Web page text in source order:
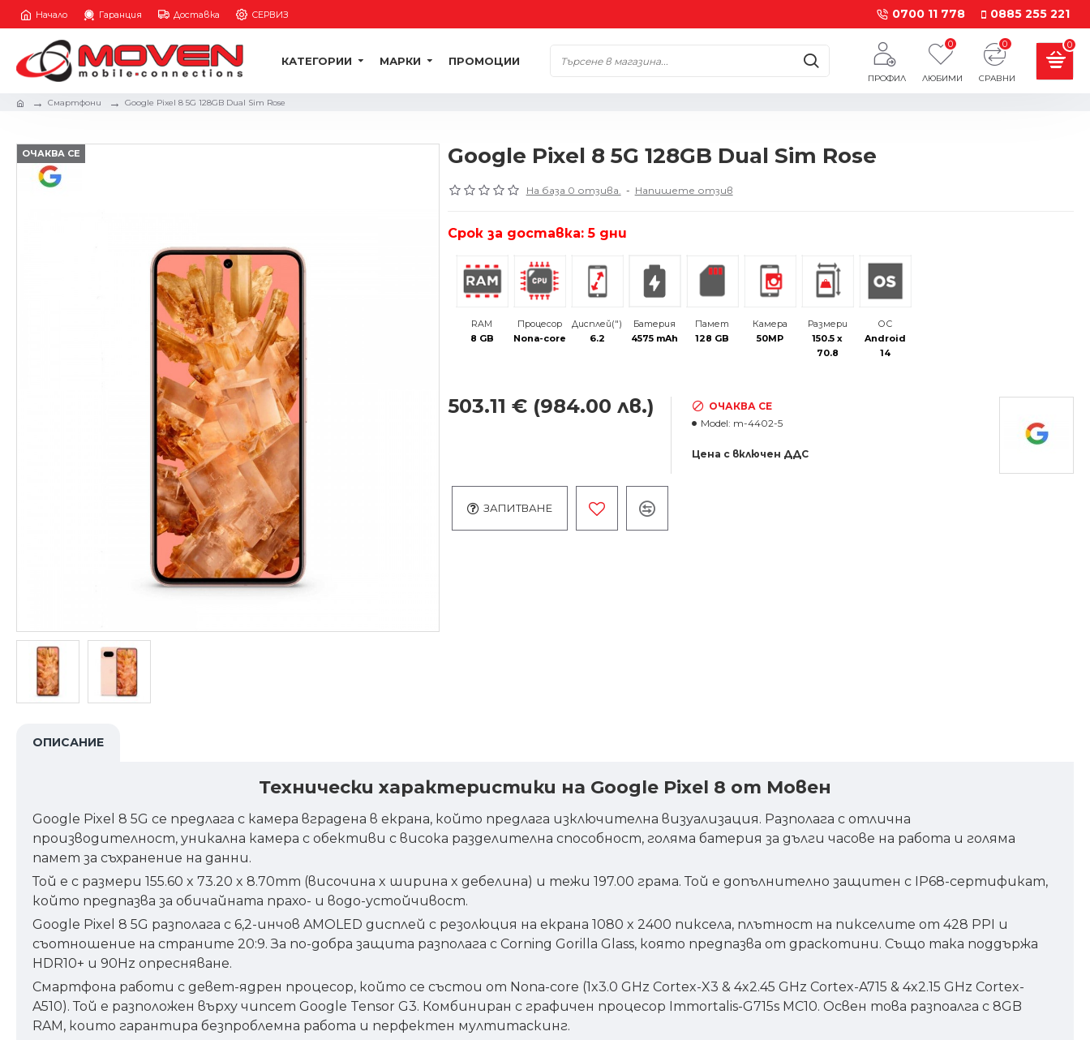
Начало Гаранция Доставка СЕРВИЗ 0700 11 778 0885 255 221
КАТЕГОРИИ МАРКИ ПРОМОЦИИ
ПРОФИЛ ЛЮБИМИ
0
СРАВНИ
0 0
Смартфони Google Pixel 8 5G 128GB Dual Sim Rose
ОЧАКВА СЕ Google Pixel 8 5G 128GB Dual Sim Rose
RAM
8 GB
Процесор
Nona-core
Дисплей(")
6.2
Батерия
4575 mAh
Памет
128 GB
Камера
50MP
Размери
150.5 x
70.8
ОС
Android
14
На база 0 отзива. - Напишете отзив
503.11 € (984.00 лв.)
ОЧАКВА СЕ
Model: m-4402-5
Цена с включен ДДС
ЗАПИТВАНЕ
Срок за доставка: 5 дни
ОПИСАНИЕ
Технически характеристики на Google Pixel 8 от Мовен
Google Pixel 8 5G се предлага с камера вградена в екрана, който предлага изключителна визуализация. Разполага с отлична
производителност, уникална камера с обективи с висока разделителна способност, голяма батерия за дълги часове на работа и голяма
памет за съхранение на данни.
Той е с размери 155.60 x 73.20 x 8.70mm (височина x ширина x дебелина) и тежи 197.00 грама. Той е допълнително защитен с IP68-сертификат,
който предпазва за обичайната прахо- и водо-устойчивост.
Google Pixel 8 5G разполага с 6,2-инчов AMOLED дисплей с резолюция на екрана 1080 x 2400 пиксела, плътност на пикселите от 428 PPI и
съотношение на страните 20:9. За по-добра защита разполага с Corning Gorilla Glass, която предпазва от драскотини. Също така поддържа
HDR10+ и 90Hz опресняване.
Смартфона работи с девет-ядрен процесор, който се състои от Nona-core (1x3.0 GHz Cortex-X3 & 4x2.45 GHz Cortex-A715 & 4x2.15 GHz Cortex-
A510). Той е разположен върху чипсет Google Tensor G3. Комбиниран с графичен процесор Immortalis-G715s MC10. Освен това разпоалга с 8GB
RAM, които гарантира безпроблемна работа и перфектен мултитаскинг.